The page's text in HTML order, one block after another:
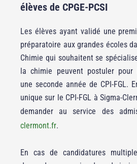
élèves de CPGE-PCSI
Les élèves ayant validé une
préparatoire aux grandes écoles
Chimie qui souhaitent se
la chimie peuvent postuler pour
une seconde année de CPI-FGL.
unique sur le CPI-FGL à Sigma-
demander au service des
clermont.fr.
En cas de candidatures